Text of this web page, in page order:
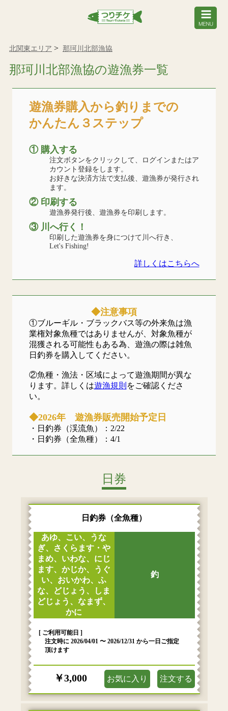
北関東エリア 那珂川北部漁協
那珂川北部漁協の遊漁券一覧
遊漁券購入から釣りまでの
かんたん３ステップ
① 購入する
注文ボタンをクリックして、ログインまたはア
カウント登録をします。
お好きな決済方法で支払後、遊漁券が発行され
ます。
② 印刷する
遊漁券発行後、遊漁券を印刷します。
③ 川へ行く！
印刷した遊漁券を身につけて川へ行き、
Let's Fishing!
詳しくはこちらへ
◆注意事項
①ブルーギル・ブラックバス等の外来魚は漁
業権対象魚種ではありませんが、対象魚種が
混獲される可能性もある為、遊漁の際は雑魚
日釣券を購入してください。
②魚種・漁法・区域によって遊漁期間が異な
ります。詳しくは遊漁規則 をご確認くださ
い。
◆2026年 遊漁券販売開始予定日
・日釣券（渓流魚）：2/22
・日釣券（全魚種）：4/1
日券
日釣券（全魚種）
あゆ、こい、うな
ぎ、さくらます・や
まめ、いわな、にじ
ます、かじか、うぐ
い、おいかわ、ふ
な、どじょう、しま
どじょう、なまず、
かに
釣
[ ご利用可能日 ]
注文時に 2026/04/01 〜 2026/12/31 から一日ご指定
頂けます
￥3,000 お気に入り 注文する